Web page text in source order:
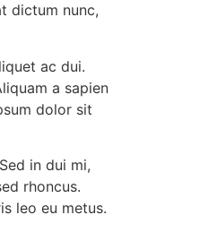
dictum nunc,
ac dui.
a sapien
dolor sit
in dui mi,
rhoncus.
leo eu metus.